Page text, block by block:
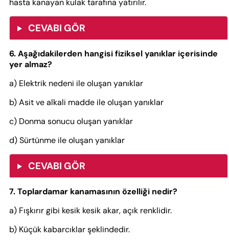
hasta kanayan kulak tarafına yatırılır.
CEVABI GÖR
6. Aşağıdakilerden hangisi fiziksel yanıklar içerisinde
yer almaz?
a) Elektrik nedeni ile oluşan yanıklar
b) Asit ve alkali madde ile oluşan yanıklar
c) Donma sonucu oluşan yanıklar
d) Sürtünme ile oluşan yanıklar
CEVABI GÖR
7. Toplardamar kanamasının özelliği nedir?
a) Fışkırır gibi kesik kesik akar, açık renklidir.
b) Küçük kabarcıklar şeklindedir.